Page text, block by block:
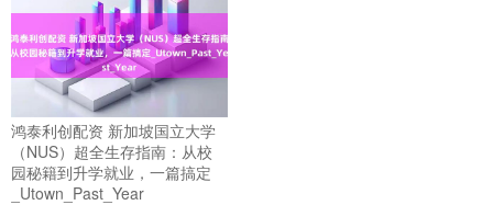
鸿泰利创配资 新加坡国立大学
（NUS）超全生存指南：从校
园秘籍到升学就业，一篇搞定
_Utown_Past_Year